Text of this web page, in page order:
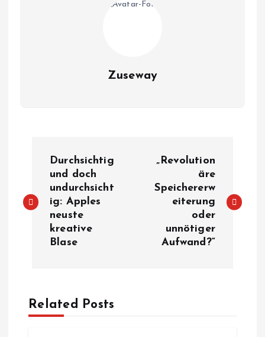
Zuseway
i
a
g
Durchsichtig
und doch
undurchsicht
ig: Apples
neuste
kreative
Blase
„Revolution
äre
Speichererw
eiterung
oder
unnötiger
Aufwand?“
Related Posts